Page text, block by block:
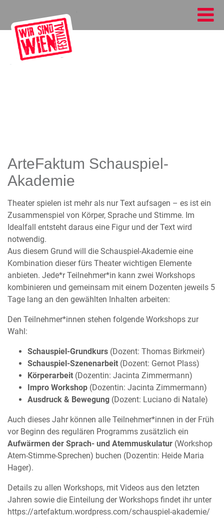
ArteFaktum Schauspiel-
Akademie
Theater spielen ist mehr als nur Text aufsagen – es ist ein
Zusammenspiel von Körper, Sprache und Stimme. Im
Idealfall entsteht daraus eine Figur und der Text wird
notwendig.
Aus diesem Grund will die Schauspiel-Akademie eine
Kombination dieser fürs Theater wichtigen Elemente
anbieten. Jede*r Teilnehmer*in kann zwei Workshops
kombinieren und gemeinsam mit einem Dozenten jeweils 5
Tage lang an den gewählten Inhalten arbeiten:
Den Teilnehmer*innen stehen folgende Workshops zur
Wahl:
Schauspiel-Grundkurs (Dozent: Thomas Birkmeir)
Schauspiel-Szenenarbeit (Dozent: Gernot Plass)
Körperarbeit (Dozentin: Jacinta Zimmermann)
Impro Workshop (Dozentin: Jacinta Zimmermann)
Ausdruck & Bewegung (Dozent: Luciano di Natale)
Auch dieses Jahr können alle Teilnehmer*innen in der Früh
vor Beginn des regulären Programms zusätzlich ein
Aufwärmen der Sprach- und Atemmuskulatur (Workshop
Atem-Stimme-Sprechen) buchen (Dozentin: Heide Maria
Hager).
Details zu allen Workshops, mit Videos aus den letzten
Jahren sowie die Einteilung der Workshops findet ihr unter
https://artefaktum.wordpress.com/schauspiel-akademie/